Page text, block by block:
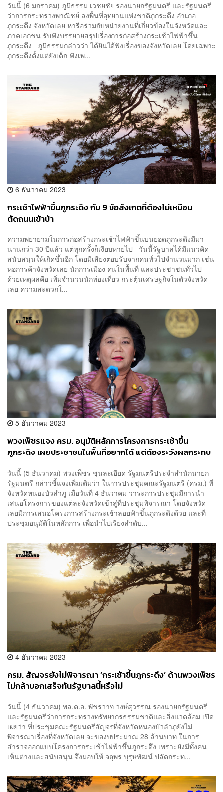
วันนี้ (6 มกราคม) ภูมิธรรม เวชยชัย รองนายกรัฐมนตรี และรัฐมนตรี
ว่าการกระทรวงพาณิชย์ ลงพื้นที่อุทยานแห่งชาติภูกระดึง อำเภอ
ภูกระดึง จังหวัดเลย หารือร่วมกับหน่วยงานที่เกี่ยวข้องในจังหวัดและ
ภาคเอกชน รับฟังบรรยายสรุปเรื่องการก่อสร้างกระเช้าไฟฟ้าขึ้น
ภูกระดึง ภูมิธรรมกล่าวว่า ได้ยินได้ฟังเรื่องของจังหวัดเลย โดยเฉพาะ
ภูกระดึงตั้งแต่ยังเด็ก ฟังเพ...
6 ธันวาคม 2023
กระเช้าไฟฟ้าขึ้นภูกระดึง กับ 9 ข้อสังเกตที่ต้องไม่เหมือน
ตัดถนนเข้าป่า
ความพยายามในการก่อสร้างกระเช้าไฟฟ้าขึ้นบนยอดภูกระดึงมีมา
นานกว่า 30 ปีแล้ว แต่ทุกครั้งก็เงียบหายไป วันนี้รัฐบาลได้มีแนวคิด
สนับสนุนให้เกิดขึ้นอีก โดยมีเสียงตอบรับจากคนทั่วไปจำนวนมาก เช่น
หอการค้าจังหวัดเลย นักการเมือง คนในพื้นที่ และประชาชนทั่วไป
ด้วยเหตุผลคือ เพิ่มจำนวนนักท่องเที่ยว กระตุ้นเศรษฐกิจในตัวจังหวัด
เลย ความสะดวกใ...
5 ธันวาคม 2023
พวงเพ็ชรแจง ครม. อนุมัติหลักการโครงการกระเช้าขึ้น
ภูกระดึง เผยประชาชนในพื้นที่อยากได้ แต่ต้องระวังผลกระทบ
วันนี้ (5 ธันวาคม) พวงเพ็ชร ชุนละเอียด รัฐมนตรีประจำสำนักนายก
รัฐมนตรี กล่าวชี้แจงเพิ่มเติมว่า ในการประชุมคณะรัฐมนตรี (ครม.) ที่
จังหวัดหนองบัวลำภู เมื่อวันที่ 4 ธันวาคม วาระการประชุมมีการนำ
เสนอโครงการของแต่ละจังหวัดเข้าสู่ที่ประชุมพิจารณา โดยจังหวัด
เลยมีการเสนอโครงการสร้างกระเช้าลอยฟ้าขึ้นภูกระดึงด้วย และที่
ประชุมอนุมัติในหลักการ เพื่อนำไปเรียงลำดับ...
4 ธันวาคม 2023
ครม. สัญจรยังไม่พิจารณา ‘กระเช้าขึ้นภูกระดึง’ ด้านพวงเพ็ชร
ไม่กล้าบอกเสร็จทันรัฐบาลนี้หรือไม่
วันนี้ (4 ธันวาคม) พล.ต.อ. พัชรวาท วงษ์สุวรรณ รองนายกรัฐมนตรี
และรัฐมนตรีว่าการกระทรวงทรัพยากรธรรมชาติและสิ่งแวดล้อม เปิด
เผยว่า ที่ประชุมคณะรัฐมนตรีสัญจรที่จังหวัดหนองบัวลำภูยังไม่
พิจารณาเรื่องที่จังหวัดเลย จะของบประมาณ 28 ล้านบาท ในการ
สำรวจออกแบบโครงการกระเช้าไฟฟ้าขึ้นภูกระดึง เพราะยังมีทั้งคน
เห็นต่างและสนับสนุน จึงมอบให้ จตุพร บุรุษพัฒน์ ปลัดกระท...